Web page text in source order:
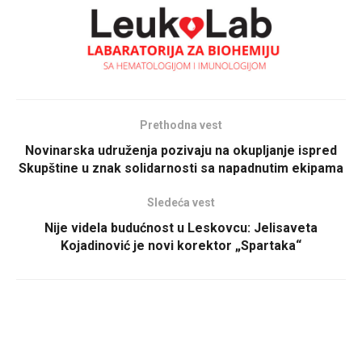
Prethodna vest
Novinarska udruženja pozivaju na okupljanje ispred
Skupštine u znak solidarnosti sa napadnutim ekipama
Sledeća vest
Nije videla budućnost u Leskovcu: Jelisaveta
Kojadinović je novi korektor „Spartaka“